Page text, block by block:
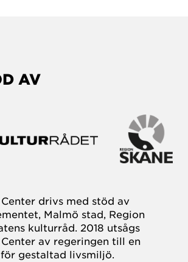
AV
drivs med stöd av
Malmö stad, Region
kulturråd. 2018 utsågs
av regeringen till en
gestaltad livsmiljö.